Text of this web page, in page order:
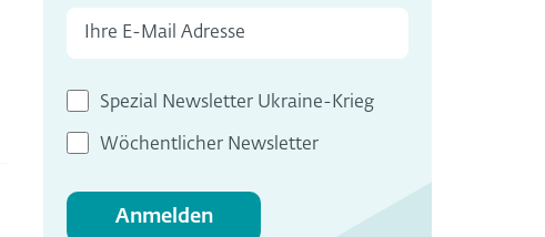
Spezial Newsletter Ukraine-Krieg
Wöchentlicher Newsletter
Anmelden